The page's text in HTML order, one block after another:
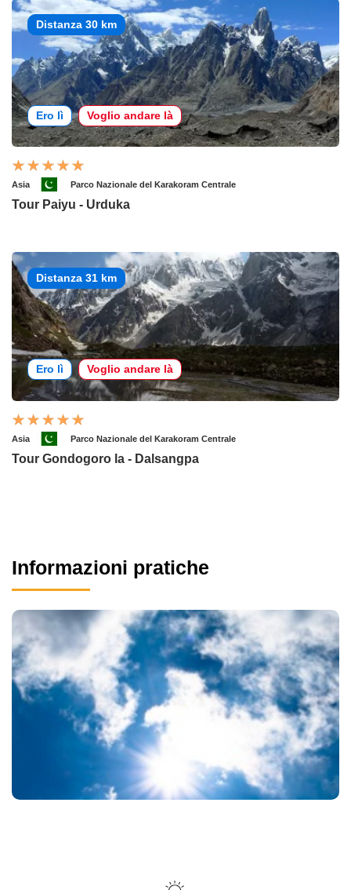
Distanza 30 km
Ero lì Voglio andare là
Asia Parco Nazionale del Karakoram Centrale
Tour Paiyu - Urduka
Distanza 31 km
Ero lì Voglio andare là
Asia Parco Nazionale del Karakoram Centrale
Tour Gondogoro la - Dalsangpa
Informazioni pratiche